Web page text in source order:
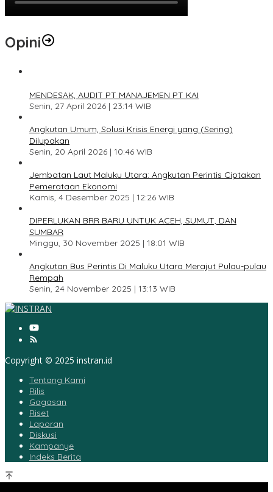
Opini
MENDESAK, AUDIT PT MANAJEMEN PT KAI
Senin, 27 April 2026 | 23:14 WIB
Angkutan Umum, Solusi Krisis Energi yang (Sering)
Dilupakan
Senin, 20 April 2026 | 10:46 WIB
Jembatan Laut Maluku Utara: Angkutan Perintis Ciptakan
Pemerataan Ekonomi
Kamis, 4 Desember 2025 | 12:26 WIB
DIPERLUKAN BRR BARU UNTUK ACEH, SUMUT, DAN
SUMBAR
Minggu, 30 November 2025 | 18:01 WIB
Angkutan Bus Perintis Di Maluku Utara Merajut Pulau-pulau
Rempah
Senin, 24 November 2025 | 13:13 WIB
Copyright © 2025 instran.id
Tentang Kami
Rilis
Gagasan
Riset
Laporan
Diskusi
Kampanye
Indeks Berita